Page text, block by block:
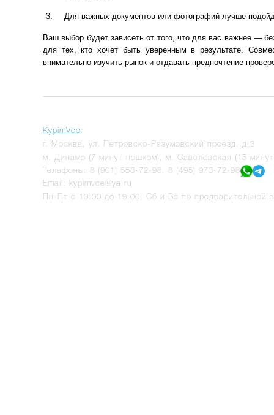
Для важных документов или фотографий лучше
Ваш выбор будет зависеть от того, что для вас важнее —
для тех, кто хочет быть уверенным в результате.
внимательно изучить рынок и отдавать предпочтение
KypimVce:
г.
Москва
ул. Петровско-Разумовский проезд, д.3
м. Динамо (7 минут пешком), м. Савеловская (15
Телефоны: 8 (901) 553-72-98
8 (495) 973-72-98
Email: kypimvce@ya.ru
Пн-Пт с 10:00 до 19:00, Сб и Вс по предварительной